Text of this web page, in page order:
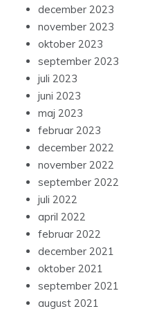
december 2023
november 2023
oktober 2023
september 2023
juli 2023
juni 2023
maj 2023
februar 2023
december 2022
november 2022
september 2022
juli 2022
april 2022
februar 2022
december 2021
oktober 2021
september 2021
august 2021